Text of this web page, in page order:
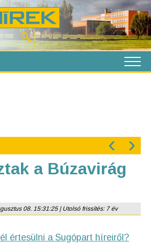
‹ ›
a Búzavirág
08. 15:31:25 | Utolsó frissítés: 7 év
értesülni a Sugópart híreiről?